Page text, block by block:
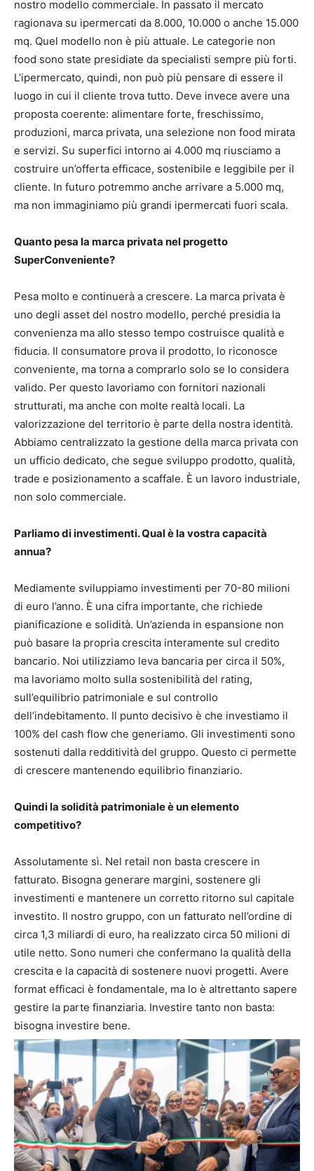
nostro modello commerciale. In passato il mercato
ragionava su ipermercati da 8.000, 10.000 o anche 15.000
mq. Quel modello non è più attuale. Le categorie non
food sono state presidiate da specialisti sempre più forti.
L’ipermercato, quindi, non può più pensare di essere il
luogo in cui il cliente trova tutto. Deve invece avere una
proposta coerente: alimentare forte, freschissimo,
produzioni, marca privata, una selezione non food mirata
e servizi. Su superfici intorno ai 4.000 mq riusciamo a
costruire un’offerta efficace, sostenibile e leggibile per il
cliente. In futuro potremmo anche arrivare a 5.000 mq,
ma non immaginiamo più grandi ipermercati fuori scala.
Quanto pesa la marca privata nel progetto
SuperConveniente?
Pesa molto e continuerà a crescere. La marca privata è
uno degli asset del nostro modello, perché presidia la
convenienza ma allo stesso tempo costruisce qualità e
fiducia. Il consumatore prova il prodotto, lo riconosce
conveniente, ma torna a comprarlo solo se lo considera
valido. Per questo lavoriamo con fornitori nazionali
strutturati, ma anche con molte realtà locali. La
valorizzazione del territorio è parte della nostra identità.
Abbiamo centralizzato la gestione della marca privata con
un ufficio dedicato, che segue sviluppo prodotto, qualità,
trade e posizionamento a scaffale. È un lavoro industriale,
non solo commerciale.
Parliamo di investimenti. Qual è la vostra capacità
annua?
Mediamente sviluppiamo investimenti per 70-80 milioni
di euro l’anno. È una cifra importante, che richiede
pianificazione e solidità. Un’azienda in espansione non
può basare la propria crescita interamente sul credito
bancario. Noi utilizziamo leva bancaria per circa il 50%,
ma lavoriamo molto sulla sostenibilità del rating,
sull’equilibrio patrimoniale e sul controllo
dell’indebitamento. Il punto decisivo è che investiamo il
100% del cash flow che generiamo. Gli investimenti sono
sostenuti dalla redditività del gruppo. Questo ci permette
di crescere mantenendo equilibrio finanziario.
Quindi la solidità patrimoniale è un elemento
competitivo?
Assolutamente sì. Nel retail non basta crescere in
fatturato. Bisogna generare margini, sostenere gli
investimenti e mantenere un corretto ritorno sul capitale
investito. Il nostro gruppo, con un fatturato nell’ordine di
circa 1,3 miliardi di euro, ha realizzato circa 50 milioni di
utile netto. Sono numeri che confermano la qualità della
crescita e la capacità di sostenere nuovi progetti. Avere
format efficaci è fondamentale, ma lo è altrettanto sapere
gestire la parte finanziaria. Investire tanto non basta:
bisogna investire bene.